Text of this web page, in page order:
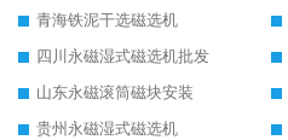
青海铁泥干选磁选机
四川永磁湿式磁选机批发
山东永磁滚筒磁块安装
贵州永磁湿式磁选机